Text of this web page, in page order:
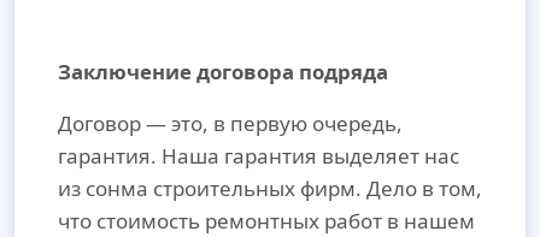
Заключение договора подряда
Договор — это, в первую очередь,
гарантия. Наша гарантия выделяет нас
из сонма строительных фирм. Дело в том,
что стоимость ремонтных работ в нашем